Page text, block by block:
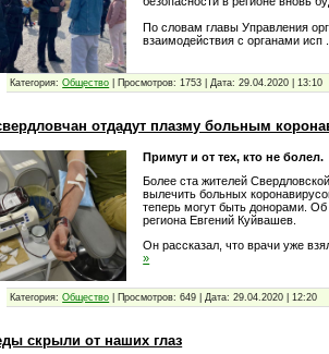
По словам главы Управления
взаимодействия с органами исп
Категория: Общество Просмотров: 1753 Дата: 29.04.2020 |13:10
отдадут плазму больным
Примут и от тех, кто не болел.
Более ста жителей
вылечить больных
теперь могут быть донорами.
региона Евгений Куйвашев.
Он рассказал, что врачи уже
»
Категория: Общество Просмотров: 649 Дата: 29.04.2020 |12:20
скрыли от наших глаз